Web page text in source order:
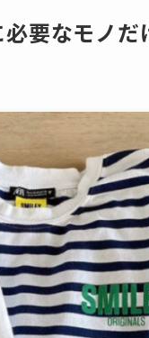
要なモノだ